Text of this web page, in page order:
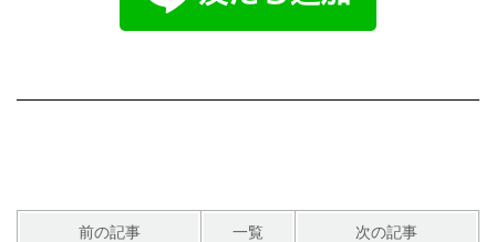
前の記事 一覧 次の記事